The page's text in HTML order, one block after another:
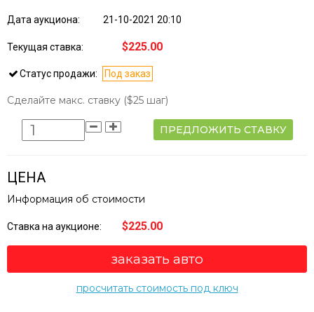
Дата аукциона: 21-10-2021 20:10
Текущая ставка: $225.00
Статус продажи: Под заказ
Сделайте макс. ставку ($25 шаг)
ПРЕДЛОЖИТЬ СТАВКУ
ЦЕНА
Информация об стоимости
Ставка на аукционе: $225.00
заказать авто
просчитать стоимость под ключ